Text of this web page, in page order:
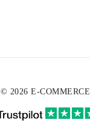
© 2026 E-COMMERCE